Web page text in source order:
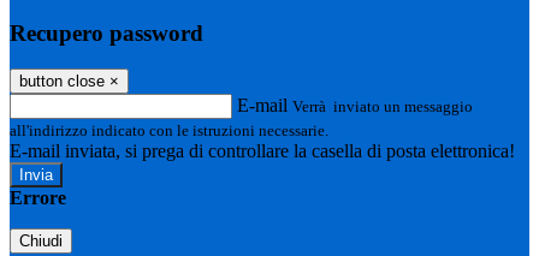
Recupero password
button close ×
E-mail Verrà inviato un messaggio
all'indirizzo indicato con le istruzioni necessarie.
E-mail inviata, si prega di controllare la casella di posta elettronica!
Errore
Chiudi